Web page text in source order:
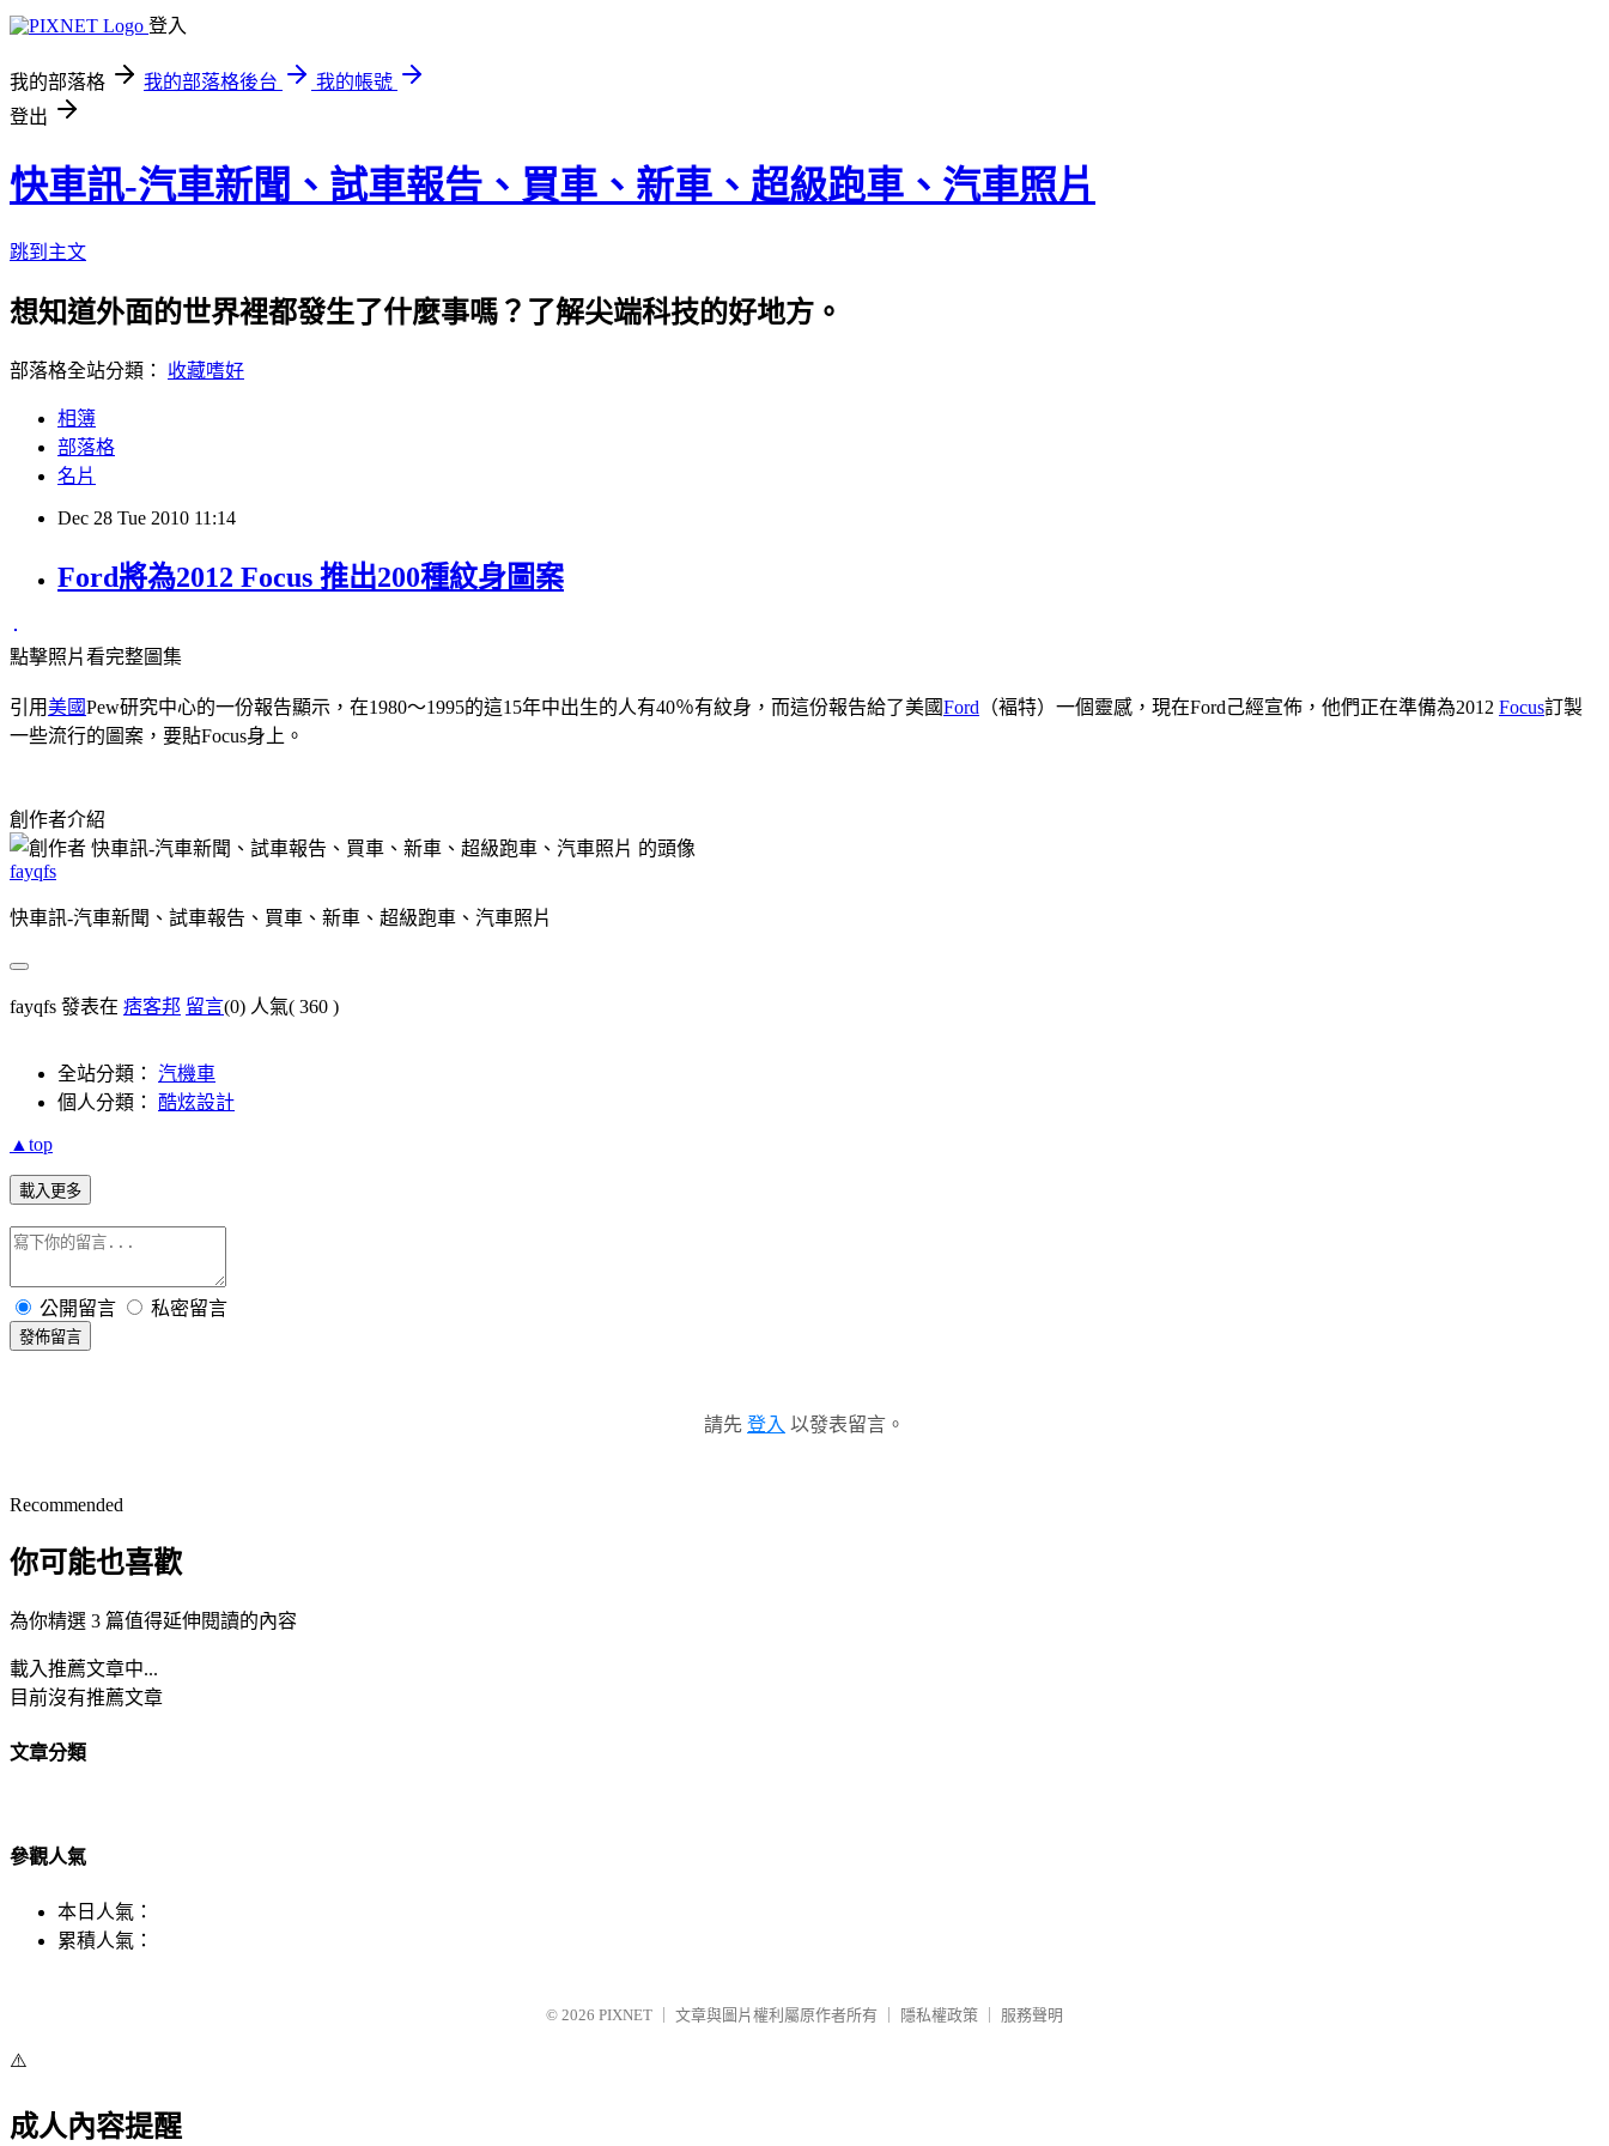
登入
我的部落格 我的部落格後台
我的帳號
登出
快車訊-汽車新聞、試車報告、買車、新車、超級跑車、汽車照片
跳到主文
想知道外面的世界裡都發生了什麼事嗎？了解尖端科技的好地方。
部落格全站分類： 收藏嗜好
相簿
部落格
名片
Dec 28 Tue 2010 11:14
Ford將為2012 Focus 推出200種紋身圖案
點擊照片看完整圖集
引用美國Pew研究中心的一份報告顯示，在1980～1995的這15年中出生的人有40％有紋身，而這份報告給了美國Ford （褔特）一個靈感，現在Ford己經宣佈，他們正在準備為2012 Focus訂製
一些流行的圖案，要貼Focus身上。
創作者介紹
fayqfs
快車訊-汽車新聞、試車報告、買車、新車、超級跑車、汽車照片
fayqfs 發表在 痞客邦 留言(0) 人氣( 360 )
全站分類： 汽機車
個人分類： 酷炫設計
▲top
載入更多
公開留言 私密留言
發佈留言
請先 登入 以發表留言。
Recommended
你可能也喜歡
為你精選 3 篇值得延伸閱讀的內容
載入推薦文章中...
目前沒有推薦文章
文章分類
參觀人氣
本日人氣：
累積人氣：
© 2026 PIXNET 文章與圖片權利屬原作者所有 隱私權政策 服務聲明
⚠️
成人內容提醒